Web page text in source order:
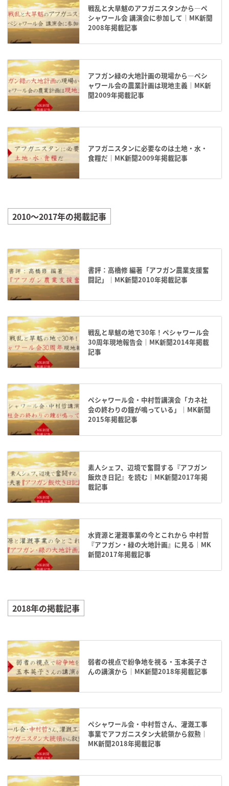
戦乱と大旱魃のアフガニスタンから―ペ
シャワール会 講演会に参加して｜MK新聞
2008年掲載記事
アフガン緑の大地計画の現場から―ペシ
ャワール会の農業計画は現地主義｜MK新
聞2009年掲載記事
アフガニスタンに必要なのは土地・水・
食糧だ｜MK新聞2009年掲載記事
2010～2017年の掲載記事
書評：高橋修 編著「アフガン農業支援奮
闘記」｜MK新聞2010年掲載記事
戦乱と旱魃の地で30年！ペシャワール会
30周年現地報告会｜MK新聞2014年掲載
記事
ペシャワール会・中村哲講演会「カネ社
会の終わりの鐘が鳴っている」｜MK新聞
2015年掲載記事
素人シェフ、辺境で奮闘する『アフガン
飯炊き日記』を読む｜MK新聞2017年掲
載記事
水資源と灌漑事業の今とこれから 中村哲
『アフガン・緑の大地計画』に見る｜MK
新聞2017年掲載記事
2018年の掲載記事
弱者の視点で紛争地を視る・玉本英子さ
んの講演から｜MK新聞2018年掲載記事
ペシャワール会・中村哲さん、灌漑工事
事業でアフガニスタン大統領から叙勲｜
MK新聞2018年掲載記事